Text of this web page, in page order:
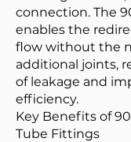
connection. The
enables the
flow without the
additional joints,
of leakage and
efficiency.
Key Benefits of
Tube Fittings